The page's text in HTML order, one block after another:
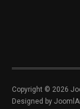
Copyright © 2026
Designed by